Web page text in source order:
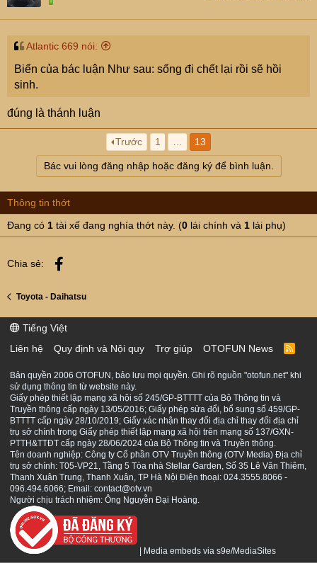
Atlantic 669 nói:
Biển của bác luận Như sau: sống đi chết lại rồi sẽ hồi
sinh.
đúng là thánh luận
Trước 1 13
Bác vui lòng đăng nhập hoặc đăng ký để bình luận.
Thông tin thớt
Đang có 1 tài xế đang nghía thớt này. (0 lái chính và 1 lái phụ)
Chia sẻ:
Toyota - Daihatsu
Tiếng Việt
Liên hệ
Quy định và Nội quy Trợ giúp OTOFUN News
R
S
Bản quyền 2006 OTOFUN, bảo lưu mọi quyền. Ghi rõ nguồn "otofun.net" khi
sử dụng thông tin từ website này.
Giấy phép thiết lập mạng xã hội số 245/GP-BTTTT của Bộ Thông tin và
Truyền thông cấp ngày 13/05/2016; Giấy phép sửa đổi, bổ sung số 459/GP-
BTTTT cấp ngày 28/10/2019; Giấy xác nhận thay đổi địa chỉ thay đổi địa chỉ
trụ sở chính trong Giấy phép thiết lập mạng xã hội trên mạng số 137/GXN-
PTTH&TTĐT cấp ngày 28/06/2024 của Bộ Thông tin và Truyền thông.
Tên doanh nghiệp: Công ty Cổ phần OTV Truyền thông (OTV Media) Địa chỉ
trụ sở chính: T05-VP21, Tầng 5 Tòa nhà Stellar Garden, Số 35 Lê Văn Thiêm,
Thanh Xuân Trung, Thanh Xuân, TP Hà Nội Điện thoại: 024.3555.8066 -
096.494.6066; Email: contact@otv.vn
Người chịu trách nhiệm: Ông Nguyễn Đại Hoàng.
Media embeds via s9e/MediaSites